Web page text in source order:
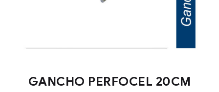
GANCHO PERFOCEL 20CM